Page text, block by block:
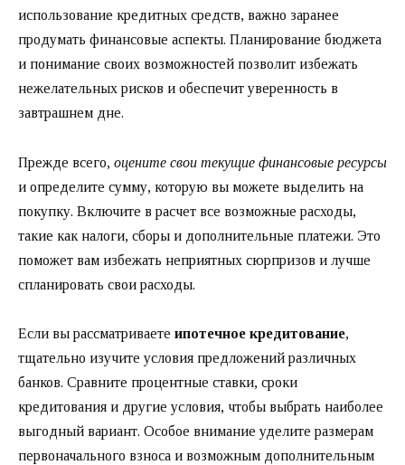
использование кредитных средств, важно заранее
продумать финансовые аспекты. Планирование бюджета
и понимание своих возможностей позволит избежать
нежелательных рисков и обеспечит уверенность в
завтрашнем дне.
Прежде всего, оцените свои текущие финансовые ресурсы
и определите сумму, которую вы можете выделить на
покупку. Включите в расчет все возможные расходы,
такие как налоги, сборы и дополнительные платежи. Это
поможет вам избежать неприятных сюрпризов и лучше
спланировать свои расходы.
Если вы рассматриваете ипотечное кредитование,
тщательно изучите условия предложений различных
банков. Сравните процентные ставки, сроки
кредитования и другие условия, чтобы выбрать наиболее
выгодный вариант. Особое внимание уделите размерам
первоначального взноса и возможным дополнительным